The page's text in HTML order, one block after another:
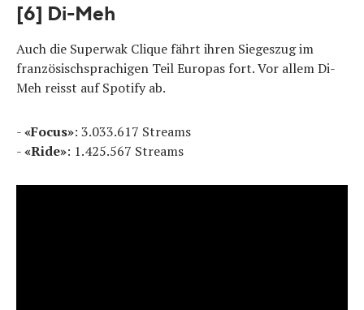
[6] Di-Meh
Auch die Superwak Clique fährt ihren Siegeszug im
französischsprachigen Teil Europas fort. Vor allem Di-
Meh reisst auf Spotify ab.
-«Focus»: 3.033.617 Streams
-«Ride»: 1.425.567 Streams